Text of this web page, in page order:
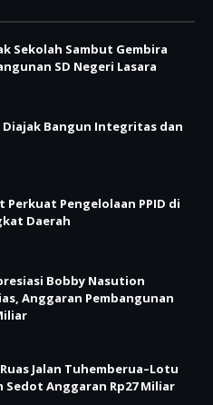
Sekolah Sambut Gembira
SD Negeri Lasara
Diajak Bangun Integritas dan
Perkuat Pengelolaan PPID di
Daerah
Bobby Nasution
Anggaran Pembangunan
Jalan Tuhemberua–Lotu
Sedot Anggaran Rp27 Miliar